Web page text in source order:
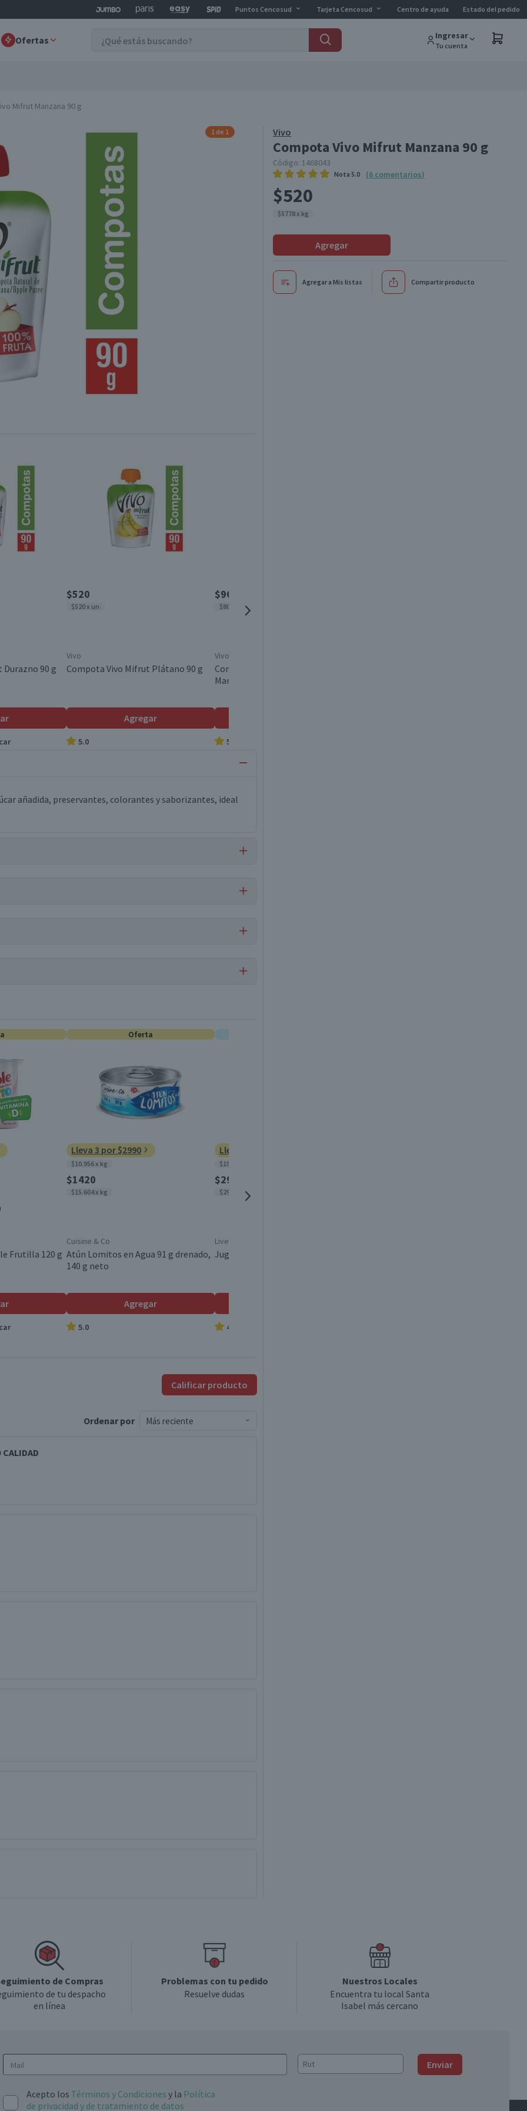
Puntos Cencosud Tarjeta Cencosud Centro de ayuda Estado del pedido
Ofertas Ingresar
Tu cuenta
Mifrut Manzana 90 g
Vivo
Compota Vivo Mifrut Manzana 90 g
Código: 1468043
Nota 5.0 (6 comentarios)
$520
$5778 x kg
Agregar
Agregar a Mis listas Compartir producto
1 de 1
90 g
$520
$520 x un
Vivo
Compota Vivo Mifrut Plátano 90 g
Agregar
5.0
$960
$8000 x kg
Vivo
Compota Vivo Fruta Mango
Maracuyá 120 g
5.0
añadida, preservantes, colorantes y saborizantes, ideal
12,5
12,2
1,2
Doypack
Chile
Frutilla 120 g
Oferta
Lleva 3 por $2990
$10.956 x kg
$1420
$15.604 x kg
Cuisine & Co
Atún Lomitos en Agua 91 g drenado,
140 g neto
Agregar
5.0
Lleva 15 por $2990
$199 x un
$290
$290 x un
Livean
Jugo en Polvo Livean Piña 7 g
4.0
Calificar producto
Ordenar por Más reciente
CALIDAD
de Compras
de tu despacho
en línea
Problemas con tu pedido
Resuelve dudas
Nuestros Locales
Encuentra tu local Santa
Isabel más cercano
Enviar
Acepto los Términos y Condiciones y la Política
de privacidad y de tratamiento de datos